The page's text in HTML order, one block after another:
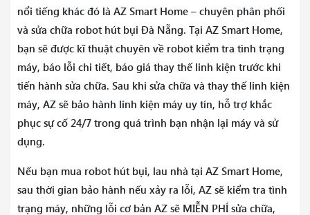
nổi tiếng khác đó là AZ Smart Home – chuyên phân phối
và sửa chữa robot hút bụi Đà Nẵng. Tại AZ Smart Home,
bạn sẽ được kĩ thuật chuyên về robot kiểm tra tình trạng
máy, báo lỗi chi tiết, báo giá thay thế linh kiện trước khi
tiến hành sửa chữa. Sau khi sửa chữa và thay thế linh kiện
máy, AZ sẽ bảo hành linh kiện máy uy tín, hỗ trợ khắc
phục sự cố 24/7 trong quá trình bạn nhận lại máy và sử
dụng.
Nếu bạn mua robot hút bụi, lau nhà tại AZ Smart Home,
sau thời gian bảo hành nếu xảy ra lỗi, AZ sẽ kiểm tra tình
trạng máy, những lỗi cơ bản AZ sẽ MIỄN PHÍ sửa chữa,